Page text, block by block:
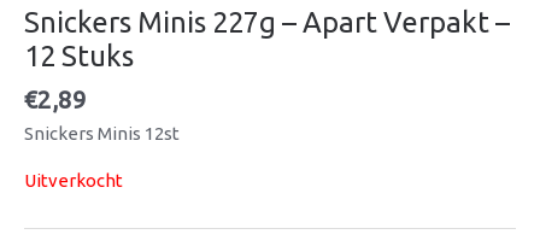
Snickers Minis 227g – Apart Verpakt –
12 Stuks
€2,89
Snickers Minis 12st
Uitverkocht